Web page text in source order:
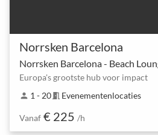
Norrsken Barcelona
Norrsken Barcelona - Beach
Europa's grootste hub voor impact
person 1 - 20meeting_room Evenementenlocaties
Vanaf € 225 /h